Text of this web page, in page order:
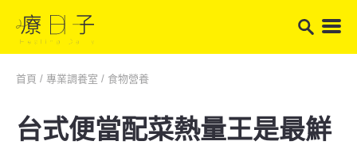
首頁 / 專業調養室 / 食物營養
台式便當配菜熱量王是最鮮